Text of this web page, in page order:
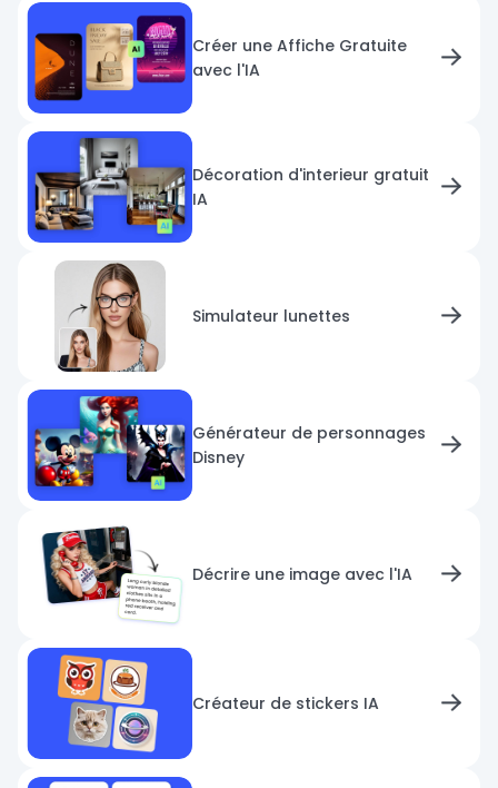
Créer une Affiche Gratuite
avec l'IA
Décoration d'interieur gratuit
IA
Simulateur lunettes
Générateur de personnages
Disney
Décrire une image avec l'IA
Créateur de stickers IA